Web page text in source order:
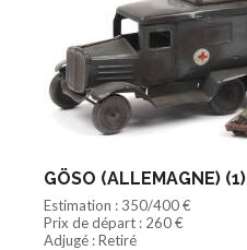
GÖSO (ALLEMAGNE) (1)
Estimation : 350/400 €
Prix de départ : 260 €
Adjugé : Retiré